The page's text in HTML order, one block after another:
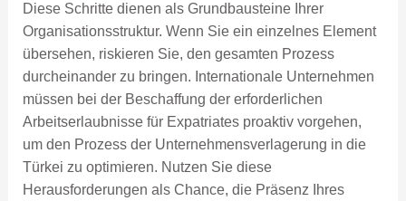
Diese Schritte dienen als Grundbausteine ​​Ihrer
Organisationsstruktur. Wenn Sie ein einzelnes Element
übersehen, riskieren Sie, den gesamten Prozess
durcheinander zu bringen. Internationale Unternehmen
müssen bei der Beschaffung der erforderlichen
Arbeitserlaubnisse für Expatriates proaktiv vorgehen,
um den Prozess der Unternehmensverlagerung in die
Türkei zu optimieren. Nutzen Sie diese
Herausforderungen als Chance, die Präsenz Ihres